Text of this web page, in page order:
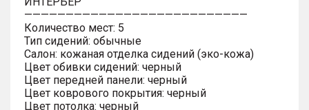
———————————————————————————
Количество мест: 5
Тип сидений: обычные
Салон: кожаная отделка сидений (эко-кожа)
Цвет обивки сидений: черный
Цвет передней панели: черный
Цвет коврового покрытия: черный
Цвет потолка: черный